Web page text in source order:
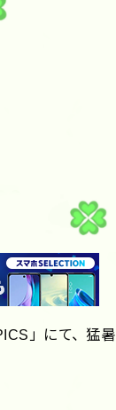
」にて、猛